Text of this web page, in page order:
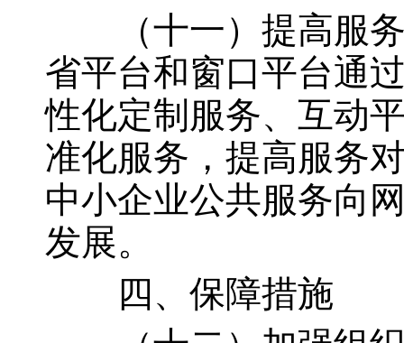
（十一）提高服务
省平台和窗口平台通
性化定制服务、互动
准化服务，提高服务
中小企业公共服务向
发展。
四、保障措施